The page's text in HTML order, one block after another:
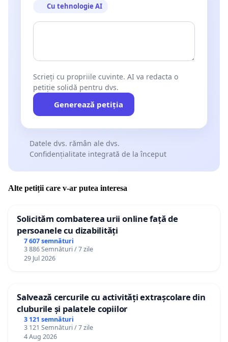
Cu tehnologie AI
Scrieți cu propriile cuvinte. AI va redacta o
petiție solidă pentru dvs.
Generează petiția
Datele dvs. rămân ale dvs.
Confidențialitate integrată de la început
Alte petiții care v-ar putea interesa
Solicităm combaterea urii online față de
persoanele cu dizabilități
7 607 semnături
3 886 Semnături / 7 zile
29 Jul 2026
Salvează cercurile cu activități extrașcolare din
cluburile și palatele copiilor
3 121 semnături
3 121 Semnături / 7 zile
4 Aug 2026